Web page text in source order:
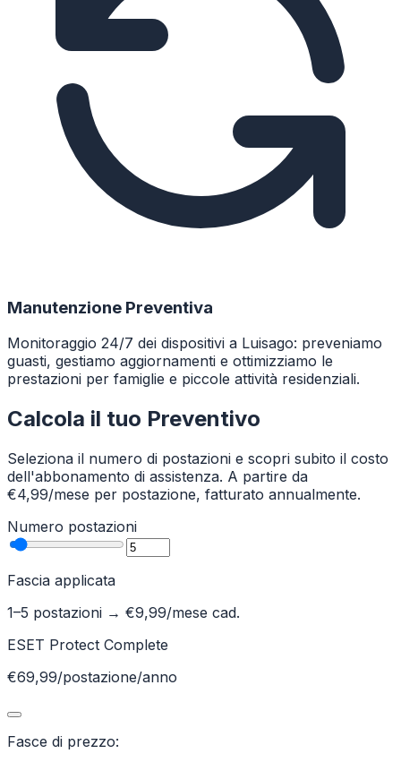
Manutenzione Preventiva
Monitoraggio 24/7 dei dispositivi a Luisago: preveniamo
guasti, gestiamo aggiornamenti e ottimizziamo le
prestazioni per famiglie e piccole attività residenziali.
Calcola il tuo Preventivo
Seleziona il numero di postazioni e scopri subito il costo
dell'abbonamento di assistenza. A partire da
€4,99/mese per postazione, fatturato annualmente.
Numero postazioni
Fascia applicata
1–5 postazioni → €9,99/mese cad.
ESET Protect Complete
€69,99/postazione/anno
Fasce di prezzo: